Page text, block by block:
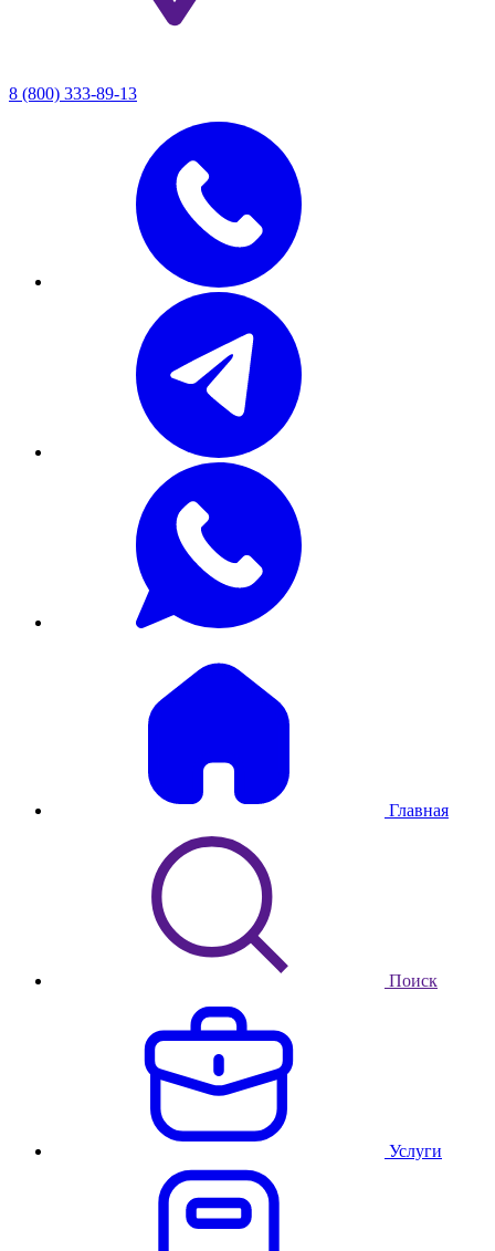
8 (800) 333-89-13
Главная
Поиск
Услуги